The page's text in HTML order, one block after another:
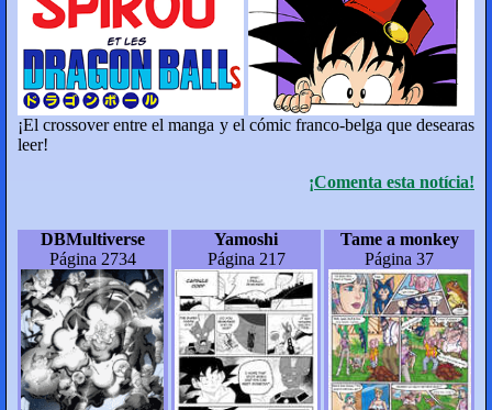
¡El crossover entre el manga y el cómic franco-belga que desearas
leer!
¡Comenta esta notícia!
DBMultiverse
Página 2734
Yamoshi
Página 217
Tame a monkey
Página 37